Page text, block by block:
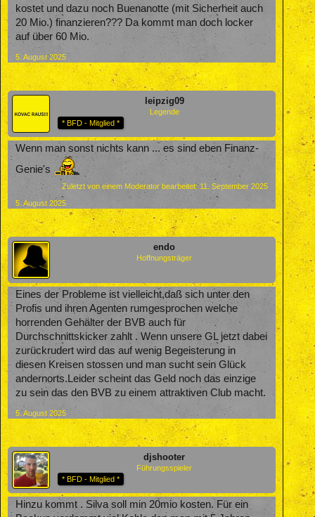
kostet und dazu noch Buenanotte (mit Sicherheit auch
20 Mio.) finanzieren??? Da kommt man doch locker
auf über 60 Mio.
5. August 2025
leipzig09
Legende
* BFD - Mitglied *
Wenn man sonst nichts kann ... es sind eben Finanz-
Genie's
Zuletzt von einem Moderator bearbeitet: 11. September 2025
5. August 2025
endo
Hoffnungsträger
Eines der Probleme ist vielleicht,daß sich unter den
Profis und ihren Agenten rumgesprochen welche
horrenden Gehälter der BVB auch für
Durchschnittskicker zahlt . Wenn unsere GL jetzt dabei
zurückrudert wird das auf wenig Begeisterung in
diesen Kreisen stossen und man sucht sein Glück
andernorts.Leider scheint das Geld noch das einzige
zu sein das den BVB zu einem attraktiven Club macht.
5. August 2025
djshooter
Führungsspieler
* BFD - Mitglied *
Hinzu kommt . Silva soll min 20mio kosten. Für ein